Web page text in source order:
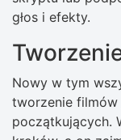
głos i efekty.
Nowy w tym
​​tworzenie
początkujących.